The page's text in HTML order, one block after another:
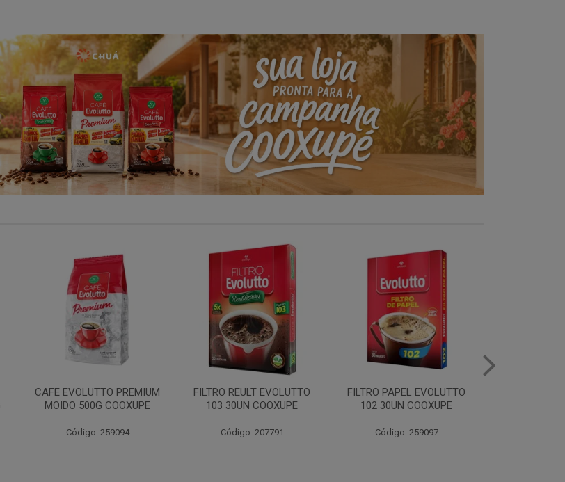
FILTRO REULT EVOLUTTO
103 30UN COOXUPE
Código: 207791
FILTRO PAPEL EVOLUTTO
102 30UN COOXUPE
Código: 259097
FILTRO PAPEL EVOLUTTO
103 30UN COOXUPE
Código: 259098